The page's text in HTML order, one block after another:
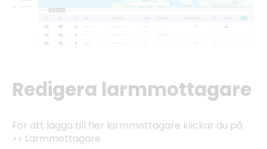
Redigera larmmottagare
För att lägga till fler larmmottagare klickar du på
>> Larmmottagare